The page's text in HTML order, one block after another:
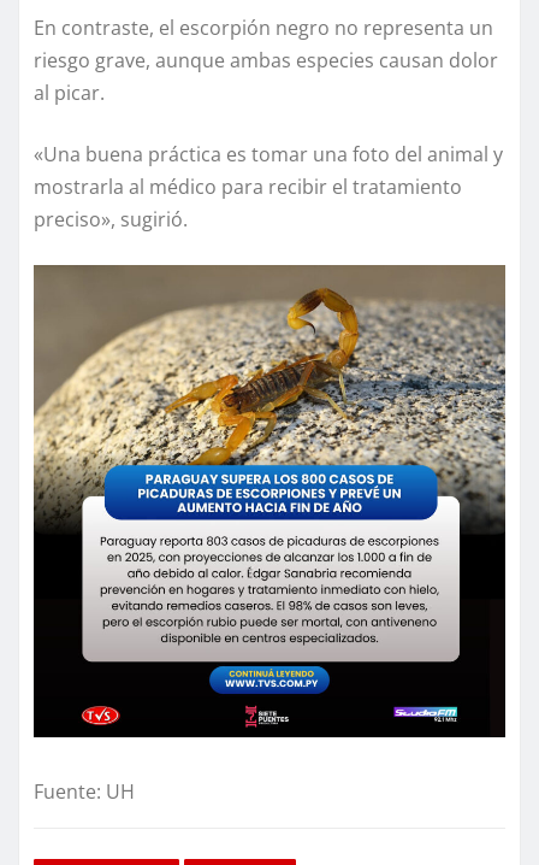
En contraste, el escorpión negro no representa un
riesgo grave, aunque ambas especies causan dolor
al picar.
«Una buena práctica es tomar una foto del animal y
mostrarla al médico para recibir el tratamiento
preciso», sugirió.
Fuente: UH